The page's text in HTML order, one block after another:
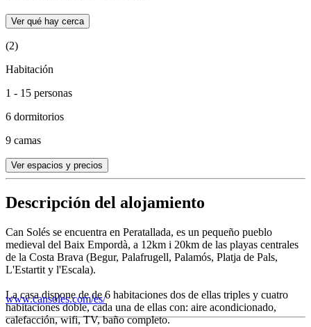
Ver qué hay cerca
(2)
Habitación
1 - 15 personas
6 dormitorios
9 camas
Ver espacios y precios
Descripción del alojamiento
Can Solés se encuentra en Peratallada, es un pequeño pueblo
medieval del Baix Empordà, a 12km i 20km de las playas centrales
de la Costa Brava (Begur, Palafrugell, Palamós, Platja de Pals,
L'Estartit y l'Escala).
La casa dispone de de 6 habitaciones dos de ellas triples y cuatro
habitaciones doble, cada una de ellas con: aire acondicionado,
calefacción, wifi, TV, baño completo.
www.cansoles.com/es/